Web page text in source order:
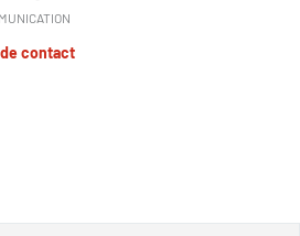
contact